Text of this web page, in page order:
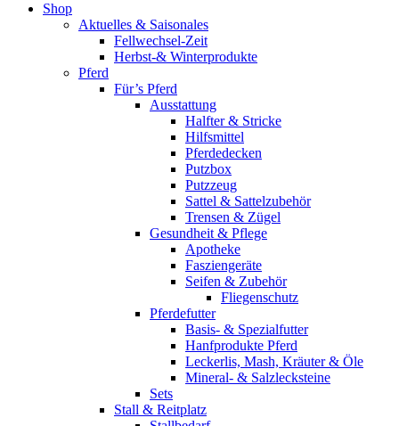
Shop
Aktuelles & Saisonales
Fellwechsel-Zeit
Herbst-& Winterprodukte
Pferd
Für’s Pferd
Ausstattung
Halfter & Stricke
Hilfsmittel
Pferdedecken
Putzbox
Putzzeug
Sattel & Sattelzubehör
Trensen & Zügel
Gesundheit & Pflege
Apotheke
Fasziengeräte
Seifen & Zubehör
Fliegenschutz
Pferdefutter
Basis- & Spezialfutter
Hanfprodukte Pferd
Leckerlis, Mash, Kräuter & Öle
Mineral- & Salzlecksteine
Sets
Stall & Reitplatz